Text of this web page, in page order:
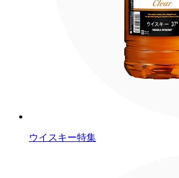
ウイスキー特集